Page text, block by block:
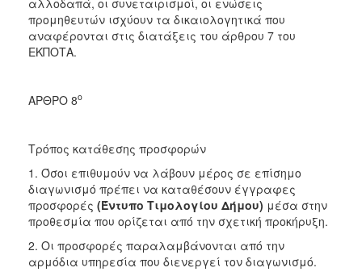
προμηθευτών ισχύουν τα δικαιολογητικά που
αναφέρονται στις διατάξεις του άρθρου 7 του
ΕΚΠΟΤΑ.
ΑΡΘΡΟ 8ο
Τρόπος κατάθεσης προσφορών
1. Όσοι επιθυμούν να λάβουν μέρος σε επίσημο
διαγωνισμό πρέπει να καταθέσουν έγγραφες
προσφορές (Έντυπο Τιμολογίου Δήμου) μέσα στην
προθεσμία που ορίζεται από την σχετική προκήρυξη.
2. Οι προσφορές παραλαμβάνονται από την
αρμόδια υπηρεσία που διενεργεί τον διαγωνισμό.